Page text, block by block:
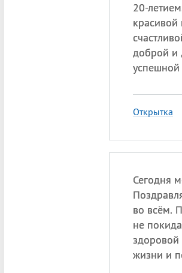
20-
красивой
доброй и
Открытка
Сегодня
во всём.
не
здоровой
жизни и